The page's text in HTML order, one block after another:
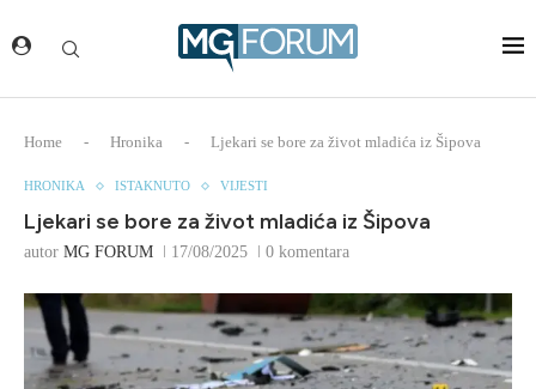
Home - Hronika - Ljekari se bore za život mladića iz Šipova
HRONIKA ISTAKNUTO VIJESTI
Ljekari se bore za život mladića iz Šipova
autor MG FORUM 17/08/2025 0 komentara